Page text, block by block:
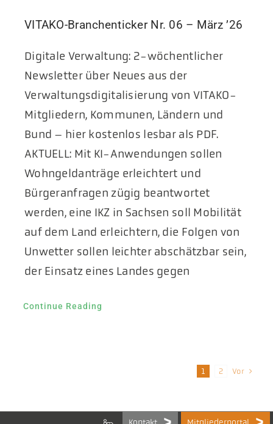
VITAKO-Branchenticker Nr. 06 – März ’26
Digitale Verwaltung: 2-wöchentlicher
Newsletter über Neues aus der
Verwaltungsdigitalisierung von VITAKO-
Mitgliedern, Kommunen, Ländern und
Bund – hier kostenlos lesbar als PDF.
AKTUELL: Mit KI-Anwendungen sollen
Wohngeldanträge erleichtert und
Bürgeranfragen zügig beantwortet
werden, eine IKZ in Sachsen soll Mobilität
auf dem Land erleichtern, die Folgen von
Unwetter sollen leichter abschätzbar sein,
der Einsatz eines Landes gegen
Continue Reading
1 2 Vor